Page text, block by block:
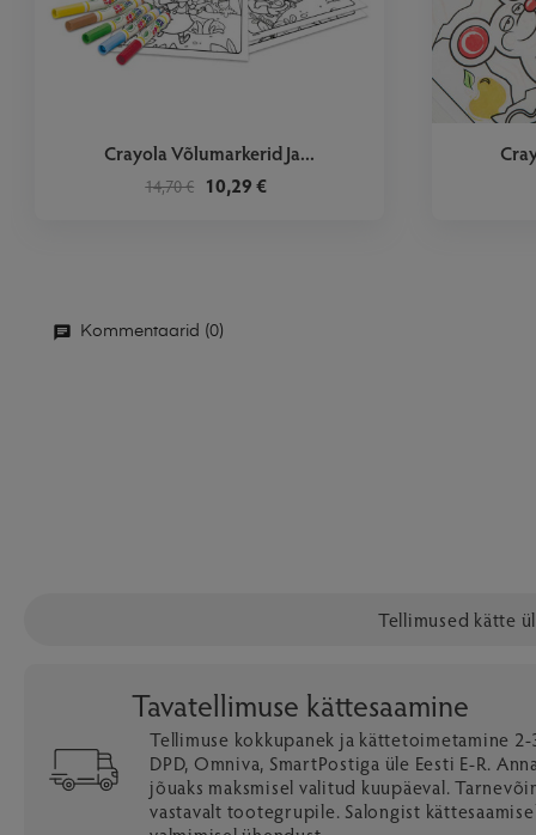
Crayola Võlumarkerid Ja...
14,70 € 10,29 €
Kommentaarid (0)
Tellimused kätte
Tavatellimuse kättesaamine
Tellimuse kokkupanek ja kättetoimetamine
DPD, Omniva, SmartPostiga üle Eesti E-R.
jõuaks maksmisel valitud kuupäeval.
vastavalt tootegrupile. Salongist